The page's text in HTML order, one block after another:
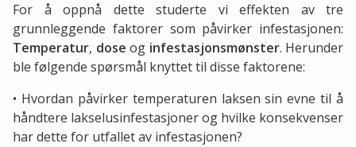
For å oppnå dette studerte vi effekten av tre
grunnleggende faktorer som påvirker infestasjonen:
Temperatur, dose og infestasjonsmønster. Herunder
ble følgende spørsmål knyttet til disse faktorene:
• Hvordan påvirker temperaturen laksen sin evne til å
håndtere lakselusinfestasjoner og hvilke konsekvenser
har dette for utfallet av infestasjonen?